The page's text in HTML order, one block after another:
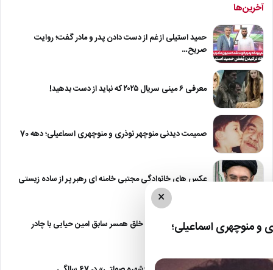
آخرین‌ها
حمید استیلی از غم از دست دادن پدر و مادر گفت؛ روایت
صریح…
معرفی ۶ مینی سریال ۲۰۲۵ که نباید از دست بدهید!
صمیمت دیدنی منوچهر نوذری و منوچهری اسماعیلی؛ دهه 70
عکس های خانوادگی مجتبی خامنه ای رهبر پر از ساده زیستی
عکس| نیلوفر خوش خلق همسر سابق امین حیایی با چادر
×
منوچهری اسماعیلی؛